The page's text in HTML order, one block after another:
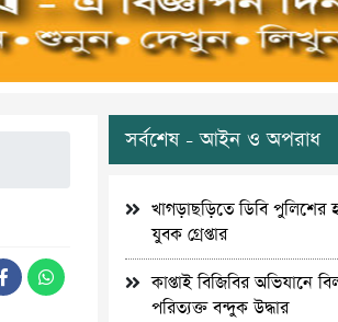
সর্বশেষ - আইন ও অপরাধ
খাগড়াছড়িতে ডিবি পুলিশের
যুবক গ্রেপ্তার
কাপ্তাই বিজিবির অভিযানে
পরিত্যক্ত বন্দুক উদ্ধার